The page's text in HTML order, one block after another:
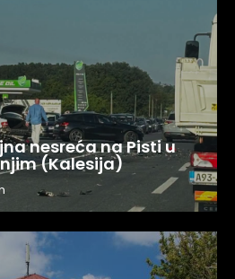
nesreća na Pisti u
(Kalesija)